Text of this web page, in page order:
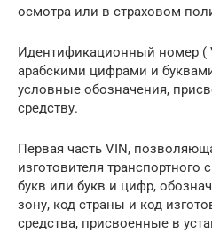
осмотра или в страховом
Идентификационный номер (
арабскими цифрами и
условные обозначения,
средству.
Первая часть VIN,
изготовителя транспортного
букв или букв и цифр,
зону, код страны и код
средства, присвоенные в